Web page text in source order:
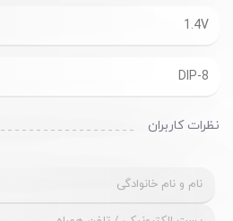
1.4V
DIP-8
نظرات کاربران